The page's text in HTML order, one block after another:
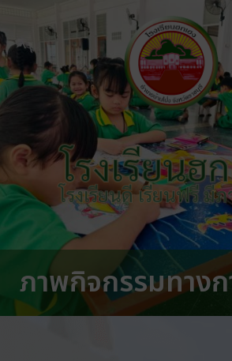
โรงเรียนฮ
โรงเรียนดี เรียนฟรี มี
ภาพกิจกรรมทาง